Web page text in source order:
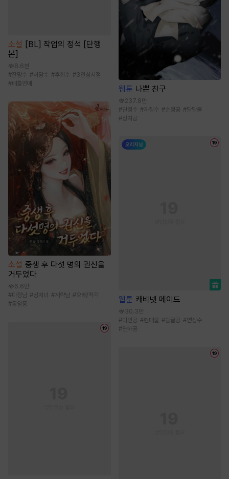
소설 [BL] 작업의 정석 [단행
본]
8.6천
#잔망수 #허당수 #후회수 #3인칭시점
#배틀연애
소설 중생 후 다섯 명의 권신을
거두었다
6.6만
#다정남 #상처녀 # 계략남 #오해/착각
#동양풍
웹툰 나쁜 친구
237.8만
#단정수 #까칠수 #순정공 #달달물
#상처공
웹툰 캐비넷 메이드
30.3만
#미인공 #현대물 #능글공 #연상수
#연하공